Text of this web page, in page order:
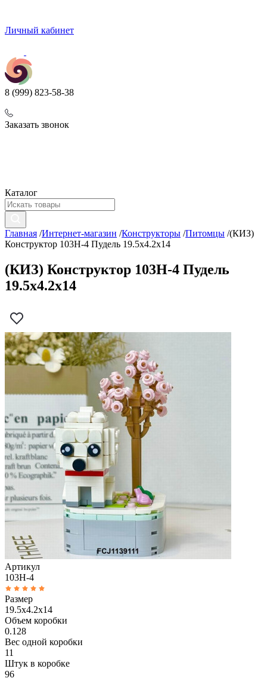
Личный кабинет
8 (999) 823-58-38
Заказать звонок
Каталог
Главная /Интернет-магазин /Конструкторы /Питомцы /(КИЗ)
Конструктор 103H-4 Пудель 19.5x4.2x14
(КИЗ) Конструктор 103H-4 Пудель
19.5x4.2x14
Артикул
103H-4
Размер
19.5x4.2x14
Объем коробки
0.128
Вес одной коробки
11
Штук в коробке
96